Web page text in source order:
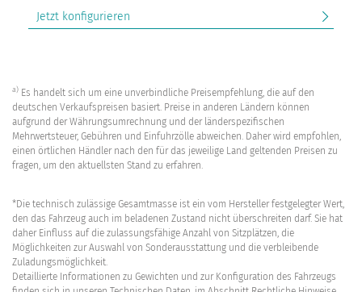
Jetzt konfigurieren
a) Es handelt sich um eine unverbindliche Preisempfehlung, die auf den
deutschen Verkaufspreisen basiert. Preise in anderen Ländern können
aufgrund der Währungsumrechnung und der länderspezifischen
Mehrwertsteuer, Gebühren und Einfuhrzölle abweichen. Daher wird empfohlen,
einen örtlichen Händler nach den für das jeweilige Land geltenden Preisen zu
fragen, um den aktuellsten Stand zu erfahren.
*Die technisch zulässige Gesamtmasse ist ein vom Hersteller festgelegter Wert,
den das Fahrzeug auch im beladenen Zustand nicht überschreiten darf. Sie hat
daher Einfluss auf die zulassungsfähige Anzahl von Sitzplätzen, die
Möglichkeiten zur Auswahl von Sonderausstattung und die verbleibende
Zuladungsmöglichkeit.
Detaillierte Informationen zu Gewichten und zur Konfiguration des Fahrzeugs